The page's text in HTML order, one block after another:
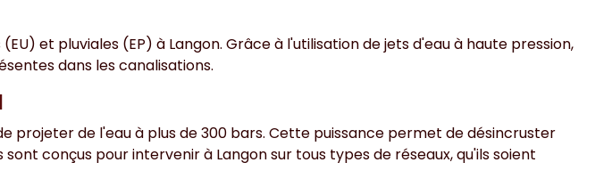
et pluviales (EP) à Langon. Grâce à l'utilisation de jets d'eau à haute pression,
dans les canalisations.
projeter de l'eau à plus de 300 bars. Cette puissance permet de désincruster
conçus pour intervenir à Langon sur tous types de réseaux, qu'ils soient